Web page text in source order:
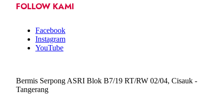
FOLLOW KAMI
Facebook
Instagram
YouTube
Bermis Serpong ASRI Blok B7/19 RT/RW 02/04, Cisauk -
Tangerang